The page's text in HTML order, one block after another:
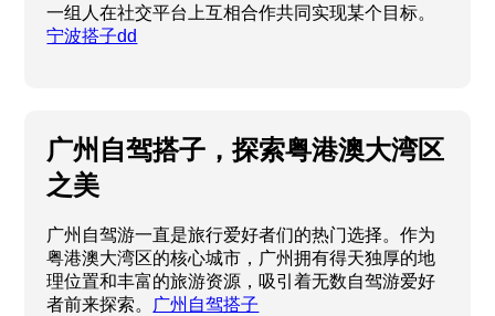
一组人在社交平台上互相合作共同实现某个目标。
宁波搭子dd
广州自驾搭子，探索粤港澳大湾区
之美
广州自驾游一直是旅行爱好者们的热门选择。作为
粤港澳大湾区的核心城市，广州拥有得天独厚的地
理位置和丰富的旅游资源，吸引着无数自驾游爱好
者前来探索。 广州自驾搭子